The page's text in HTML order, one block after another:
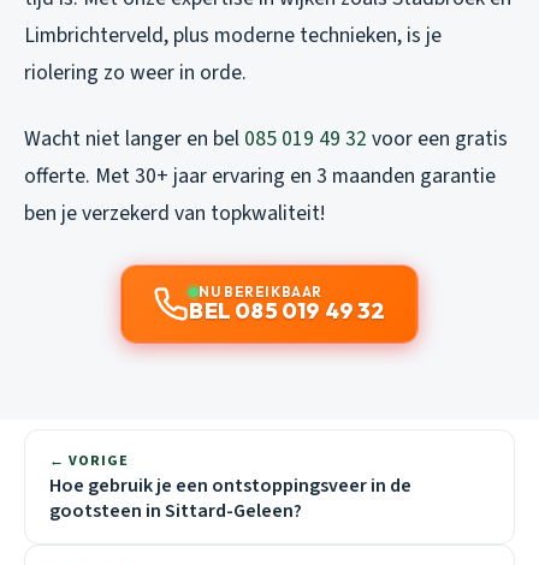
Limbrichterveld, plus moderne technieken, is je
riolering zo weer in orde.
Wacht niet langer en bel 085 019 49 32 voor een gratis
offerte. Met 30+ jaar ervaring en 3 maanden garantie
ben je verzekerd van topkwaliteit!
NU BEREIKBAAR
BEL 085 019 49 32
← VORIGE
Hoe gebruik je een ontstoppingsveer in de
gootsteen in Sittard-Geleen?